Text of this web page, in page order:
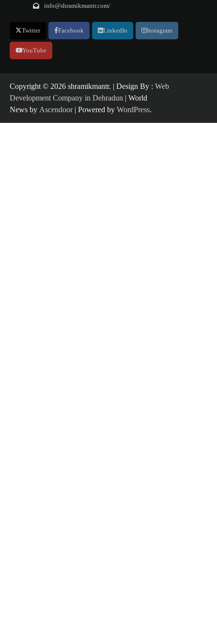
info@shramikmantr.com/
Twitter Facebook LinkedIn Instagram
YouTube
Copyright ©️ 2026 shramikmantr. | Design By : Web
Development Company in Dehradun | World
News by Ascendoor| Powered by WordPress.